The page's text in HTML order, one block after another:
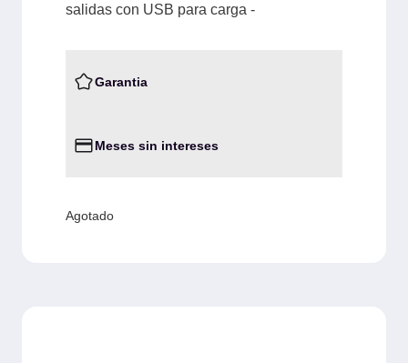
salidas con USB para carga -
Garantia
Meses sin intereses
Agotado